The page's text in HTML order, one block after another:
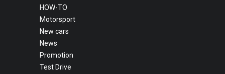
HOW-TO
Motorsport
New cars
News
Promotion
Test Drive